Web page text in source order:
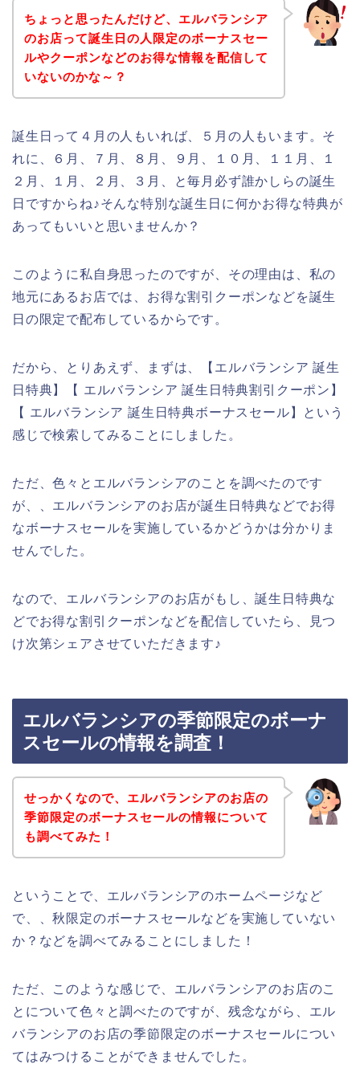
ちょっと思ったんだけど、エルバランシア
のお店って誕生日の人限定のボーナスセー
ルやクーポンなどのお得な情報を配信して
いないのかな～？
誕生日って４月の人もいれば、５月の人もいます。そ
れに、６月、７月、８月、９月、１０月、１１月、１
２月、１月、２月、３月、と毎月必ず誰かしらの誕生
日ですからね♪そんな特別な誕生日に何かお得な特典が
あってもいいと思いませんか？
このように私自身思ったのですが、その理由は、私の
地元にあるお店では、お得な割引クーポンなどを誕生
日の限定で配布しているからです。
だから、とりあえず、まずは、【エルバランシア 誕生
日特典】【 エルバランシア 誕生日特典割引クーポン】
【 エルバランシア 誕生日特典ボーナスセール】という
感じで検索してみることにしました。
ただ、色々とエルバランシアのことを調べたのです
が、、エルバランシアのお店が誕生日特典などでお得
なボーナスセールを実施しているかどうかは分かりま
せんでした。
なので、エルバランシアのお店がもし、誕生日特典な
どでお得な割引クーポンなどを配信していたら、見つ
け次第シェアさせていただきます♪
エルバランシアの季節限定のボーナ
スセールの情報を調査！
せっかくなので、エルバランシアのお店の
季節限定のボーナスセールの情報について
も調べてみた！
ということで、エルバランシアのホームページなど
で、、秋限定のボーナスセールなどを実施していない
か？などを調べてみることにしました！
ただ、このような感じで、エルバランシアのお店のこ
とについて色々と調べたのですが、残念ながら、エル
バランシアのお店の季節限定のボーナスセールについ
てはみつけることができませんでした。